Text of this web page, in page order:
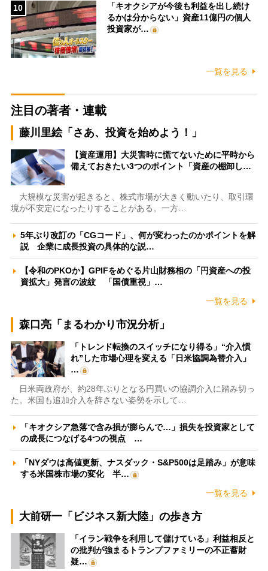
10
「キオクシアが今後も利益を出し続け
るかは分からない」資産11億円の個人
投資家が…
一覧を見る
注目の著者・連載
藤川里絵「さあ、投資を始めよう！」
【資産運用】大災害時に慌てないために平時から
備えておきたい3つのポイント「資産の棚卸し…
大規模な災害が起きると、株式市場が大きく動いたり、取引環
境が不安定になったりすることがある。一方…
5年ぶり改訂の「CGコード」、何が変わったのかポイントを解
説 企業に成長投資の具体的な説…
【令和のPKOか】GPIFをめぐる片山財務相の「円資産への投
資拡大」発言の波紋 「国債重視」…
一覧を見る
森口亮「まるわかり市況分析」
「トレンド転換のスイッチになり得る」“介入慣
れ”した市場心理を変える「日米協調為替介入」
…
日米両政府が、約28年ぶりとなる円買いの協調介入に踏み切っ
た。米国も追加介入を辞さない姿勢を示して…
「キオクシア急落で含み損が膨らんで…」損失を投資家として
の成長につなげる4つの視点 …
「NYダウは高値更新、ナスダック・S&P500は足踏み」が意味
する米国株市場の変化 半…
一覧を見る
大前研一「ビジネス新大陸」の歩き方
「イラン戦争を利用して儲けている」利益相反と
の批判が強まるトランプファミリーの不正蓄財
疑…